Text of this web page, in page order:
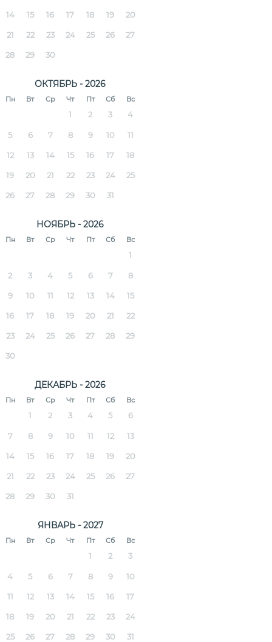
14 15 16 17 18 19 20
21 22 23 24 25 26 27
28 29 30
ОКТЯБРЬ - 2026
Пн Вт Ср Чт Пт Сб Вс
1 2 3 4
5 6 7 8 9 10 11
12 13 14 15 16 17 18
19 20 21 22 23 24 25
26 27 28 29 30 31
НОЯБРЬ - 2026
Пн Вт Ср Чт Пт Сб Вс
1
2 3 4 5 6 7 8
9 10 11 12 13 14 15
16 17 18 19 20 21 22
23 24 25 26 27 28 29
30
ДЕКАБРЬ - 2026
Пн Вт Ср Чт Пт Сб Вс
1 2 3 4 5 6
7 8 9 10 11 12 13
14 15 16 17 18 19 20
21 22 23 24 25 26 27
28 29 30 31
ЯНВАРЬ - 2027
Пн Вт Ср Чт Пт Сб Вс
1 2 3
4 5 6 7 8 9 10
11 12 13 14 15 16 17
18 19 20 21 22 23 24
25 26 27 28 29 30 31